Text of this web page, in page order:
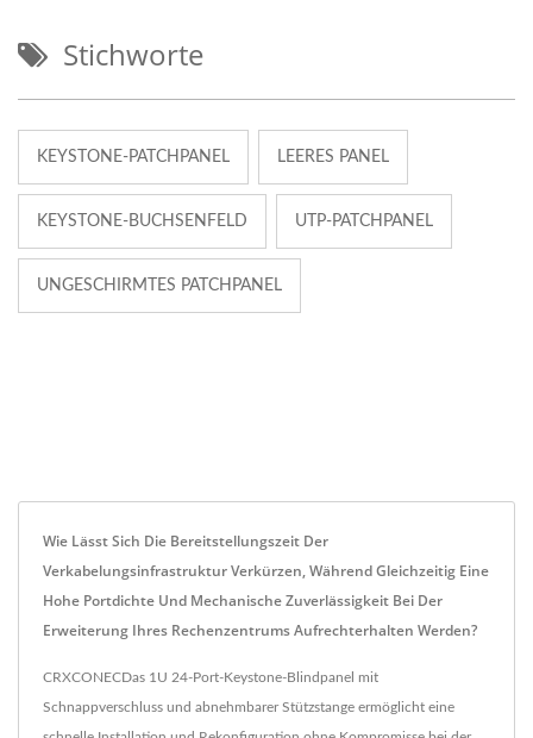
Stichworte
KEYSTONE-PATCHPANEL LEERES PANEL
KEYSTONE-BUCHSENFELD UTP-PATCHPANEL
UNGESCHIRMTES PATCHPANEL
Wie Lässt Sich Die Bereitstellungszeit Der
Verkabelungsinfrastruktur Verkürzen, Während Gleichzeitig Eine
Hohe Portdichte Und Mechanische Zuverlässigkeit Bei Der
Erweiterung Ihres Rechenzentrums Aufrechterhalten Werden?
CRXCONECDas 1U 24-Port-Keystone-Blindpanel mit
Schnappverschluss und abnehmbarer Stützstange ermöglicht eine